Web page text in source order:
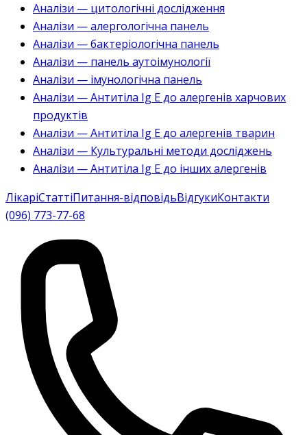
Аналізи — цитологічні дослідження
Аналізи — алергологічна панель
Аналізи — бактеріологічна панель
Аналізи — панель аутоімунології
Аналізи — імунологічна панель
Аналізи — Антитіла Ig E до алергенів харчових
продуктів
Аналізи — Антитіла Ig E до алергенів тварин
Аналізи — Культуральні методи досліджень
Аналізи — Антитіла Ig E до інших алергенів
ЛікаріСтаттіПитання-відповідьВідгукиКонтакти
(096) 773-77-68